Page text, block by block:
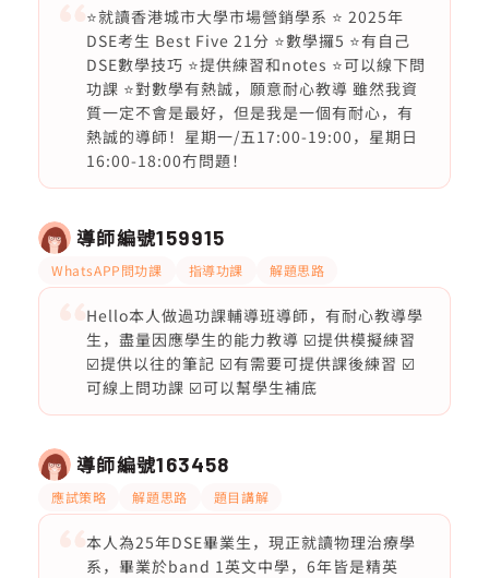
⭐️就讀香港城市大學市場營銷學系 ⭐️ 2025年
DSE考生 Best Five 21分 ⭐️數學攞5 ⭐️有自己
DSE數學技巧 ⭐️提供練習和notes ⭐️可以線下問
功課 ⭐️對數學有熱誠，願意耐心教導 雖然我資
質一定不會是最好，但是我是一個有耐心，有
熱誠的導師！星期一/五17:00-19:00，星期日
16:00-18:00冇問題！
導師編號159915
WhatsAPP問功課 指導功課 解題思路
Hello本人做過功課輔導班導師，有耐心教導學
生，盡量因應學生的能力教導 ☑️提供模擬練習
☑️提供以往的筆記 ☑️有需要可提供課後練習 ☑️
可線上問功課 ☑️可以幫學生補底
導師編號163458
應試策略 解題思路 題目講解
本人為25年DSE畢業生，現正就讀物理治療學
系，畢業於band 1英文中學，6年皆是精英